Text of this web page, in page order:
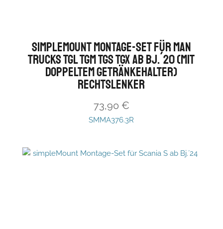
simpleMount Montage-Set für MAN
Trucks TGL TGM TGS TGX ab Bj.´20 (mit
doppeltem Getränkehalter)
Rechtslenker
73,90 €
SMMA376.3R